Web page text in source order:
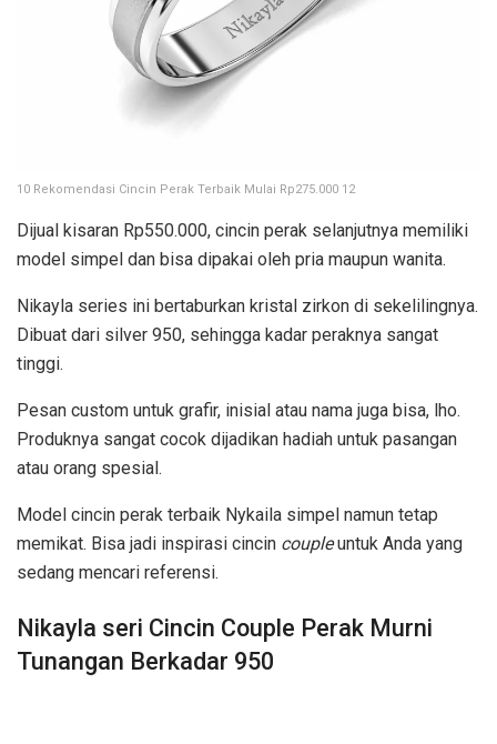
10 Rekomendasi Cincin Perak Terbaik Mulai Rp275.000 12
Dijual kisaran Rp550.000, cincin perak selanjutnya memiliki
model simpel dan bisa dipakai oleh pria maupun wanita.
Nikayla series ini bertaburkan kristal zirkon di sekelilingnya.
Dibuat dari silver 950, sehingga kadar peraknya sangat
tinggi.
Pesan custom untuk grafir, inisial atau nama juga bisa, lho.
Produknya sangat cocok dijadikan hadiah untuk pasangan
atau orang spesial.
Model cincin perak terbaik Nykaila simpel namun tetap
memikat. Bisa jadi inspirasi cincin coupleuntuk Anda yang
sedang mencari referensi.
Nikayla seri Cincin Couple Perak Murni
Tunangan Berkadar 950